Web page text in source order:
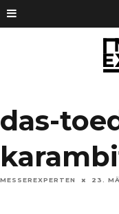
das-
MESSEREXPERTEN 23.